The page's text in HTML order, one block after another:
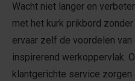
Wacht niet langer en
met het kurk prikbord
ervaar zelf de voordelen
inspirerend werkoppervlak.
klantgerichte service